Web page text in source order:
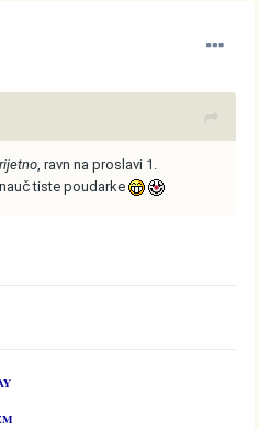
, ravn na proslavi 1.
tiste poudarke